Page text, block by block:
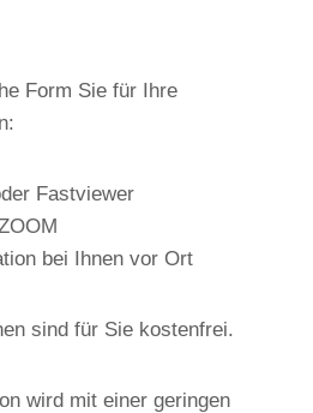
Form Sie für Ihre
Fastviewer
bei Ihnen vor Ort
sind für Sie kostenfrei.
wird mit einer geringen